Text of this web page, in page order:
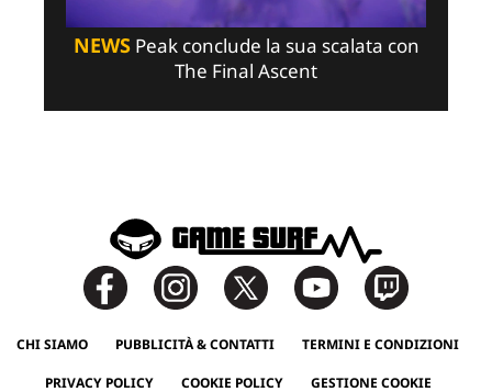
NEWSPeak conclude la sua scalata con
The Final Ascent
CHI SIAMO PUBBLICITÀ & CONTATTI TERMINI E CONDIZIONI
PRIVACY POLICY COOKIE POLICY GESTIONE COOKIE